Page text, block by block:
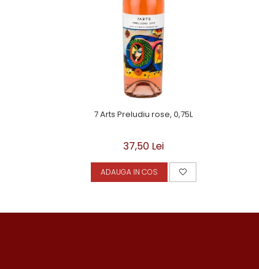
7 Arts Preludiu rose, 0,75L
37,50 Lei
ADAUGA IN COS